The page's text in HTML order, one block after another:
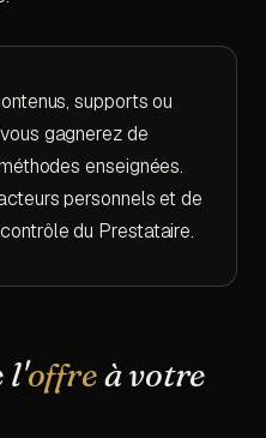
supports ou
gagnerez de
enseignées.
personnels et de
du Prestataire.
l'offreà votre